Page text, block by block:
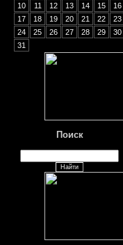
10
11 12 13 14 15
16
17
18 19 20 21 22
23
24
25 26 27 28 29
30
31
Поиск